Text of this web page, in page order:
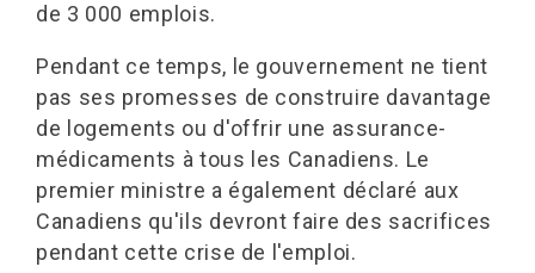
de 3 000 emplois.
Pendant ce temps, le gouvernement ne tient
pas ses promesses de construire davantage
de logements ou d'offrir une assurance-
médicaments à tous les Canadiens. Le
premier ministre a également déclaré aux
Canadiens qu'ils devront faire des sacrifices
pendant cette crise de l'emploi.